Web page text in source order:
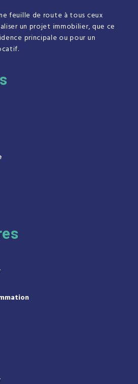
feuille de route à tous ceux
un projet immobilier, que ce
principale ou pour un